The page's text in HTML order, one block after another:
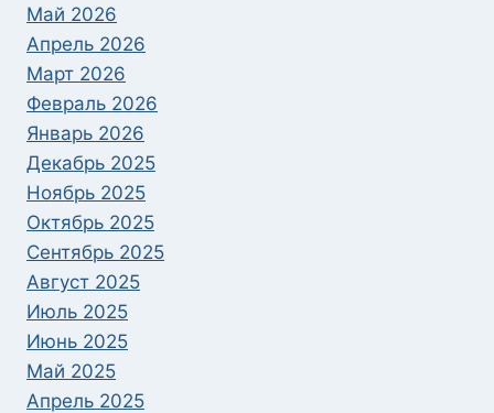
Май 2026
Апрель 2026
Март 2026
Февраль 2026
Январь 2026
Декабрь 2025
Ноябрь 2025
Октябрь 2025
Сентябрь 2025
Август 2025
Июль 2025
Июнь 2025
Май 2025
Апрель 2025